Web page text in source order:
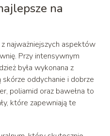
na
najważniejszych aspektów
Przy intensywnym
była wykonana z
oddychanie i dobrze
poliamid oraz bawełna to
które zapewniają te